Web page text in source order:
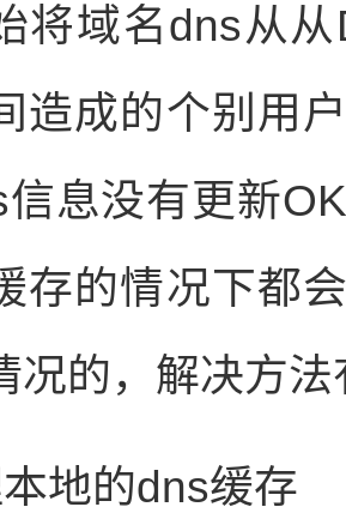
将域名dns从
造成的个别用
息没有更新
存的情况下都
况的，解决方法
地的dns缓存